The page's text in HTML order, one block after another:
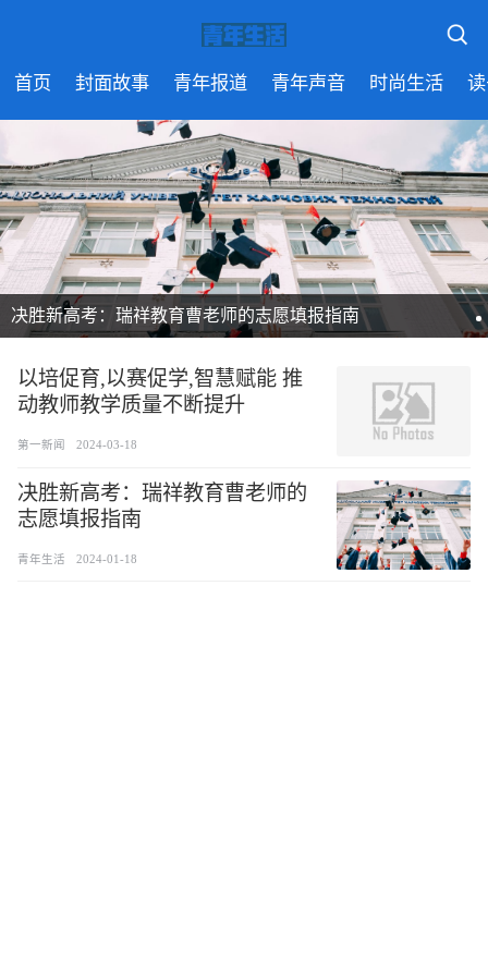
首页 封面故事 青年报道 青年声音 时尚生活
决胜新高考：瑞祥教育曹老师的志愿填报指南
以培促育,以赛促学,智慧赋能 推
动教师教学质量不断提升
第一新闻 2024-03-18
决胜新高考：瑞祥教育曹老师的
志愿填报指南
青年生活 2024-01-18